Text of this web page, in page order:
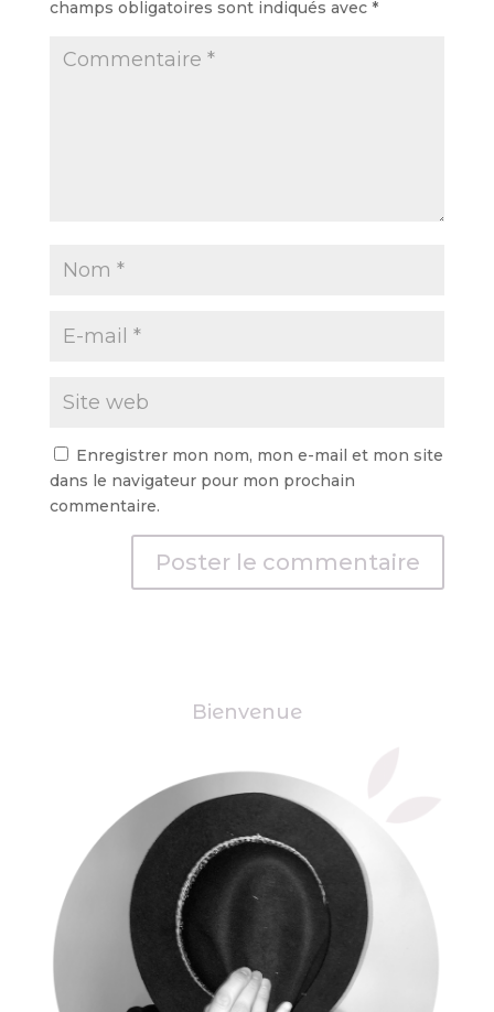
champs obligatoires sont indiqués avec *
Enregistrer mon nom, mon e-mail et mon site
dans le navigateur pour mon prochain
commentaire.
Bienvenue